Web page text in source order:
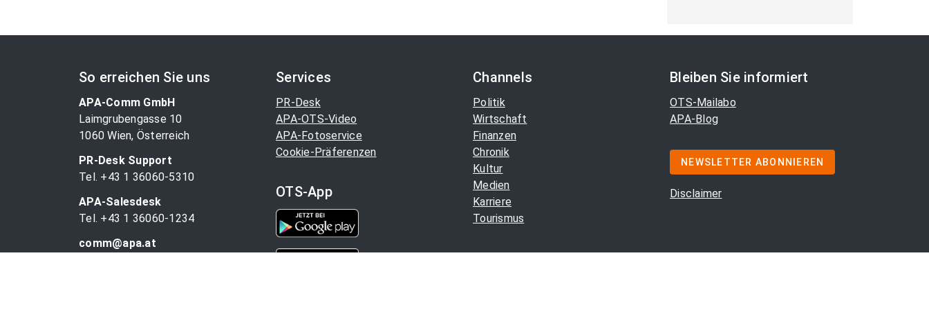
So erreichen Sie uns
APA-Comm GmbH
Laimgrubengasse 10
1060 Wien, Österreich
PR-Desk Support
Tel. +43 1 36060-5310
APA-Salesdesk
Tel. +43 1 36060-1234
comm@apa.at
Services
PR-Desk
APA-OTS-Video
APA-Fotoservice
Cookie-Präferenzen
OTS-App
Channels
Politik
Wirtschaft
Finanzen
Chronik
Kultur
Medien
Karriere
Tourismus
Bleiben Sie informiert
OTS-Mailabo
APA-Blog
NEWSLETTER ABONNIEREN
Disclaimer